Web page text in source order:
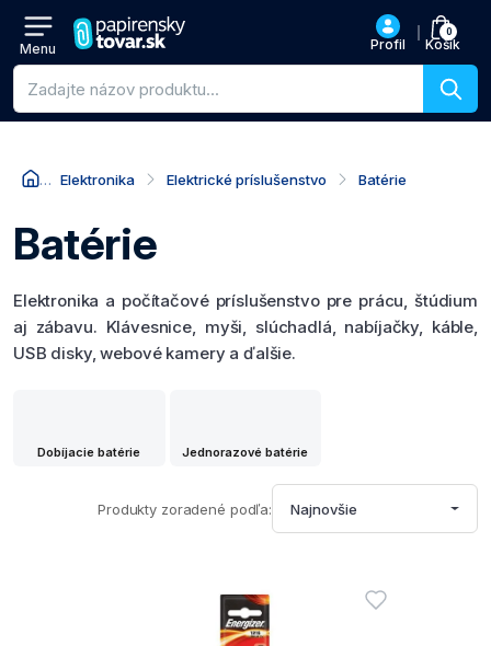
Menu Profil
0
Košík
Vyhľadávanie produktov
Elektronika Elektrické príslušenstvo Batérie
Batérie
Elektronika a počítačové príslušenstvo pre prácu, štúdium
aj zábavu. Klávesnice, myši, slúchadlá, nabíjačky, káble,
USB disky, webové kamery a ďalšie.
Dobíjacie batérie Jednorazové batérie
Produkty zoradené podľa: Najnovšie